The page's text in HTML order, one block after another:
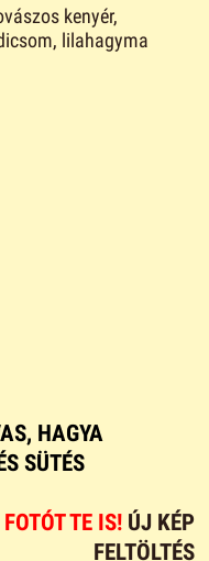
kenyér,
lilahagyma
HAGYA
SÜTÉS
TE IS! ÚJ KÉP
FELTÖLTÉS